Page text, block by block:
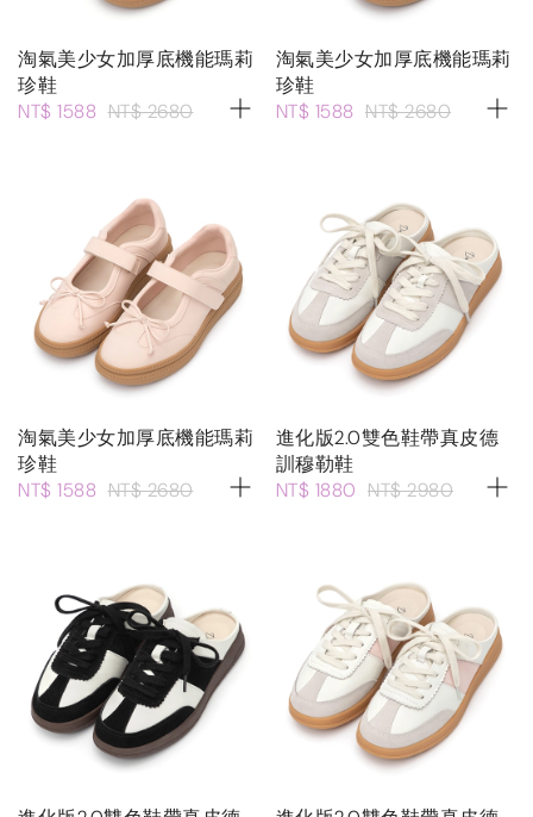
淘氣美少女加厚底機能瑪莉
珍鞋
NT$ 1588 NT$ 2680
淘氣美少女加厚底機能瑪莉
珍鞋
NT$ 1588 NT$ 2680
淘氣美少女加厚底機能瑪莉
珍鞋
NT$ 1588 NT$ 2680
進化版2.0雙色鞋帶真皮德
訓穆勒鞋
NT$ 1880 NT$ 2980